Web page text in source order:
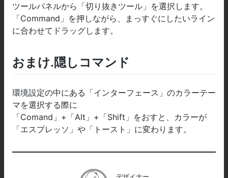
ツールパネルから「切り抜きツール」を選択します。
「Command」を押しながら、まっすぐにしたいライン
に合わせてドラッグします。
おまけ.隠しコマンド
環境設定の中にある「インターフェース」のカラーテー
マを選択する際に
「Comand」+「Alt」+「Shift」をおすと、カラーが
「エスプレッソ」や「トースト」に変わります。